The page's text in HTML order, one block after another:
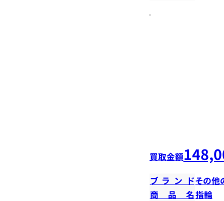
買取金額
ブランドその他
商品名指輪